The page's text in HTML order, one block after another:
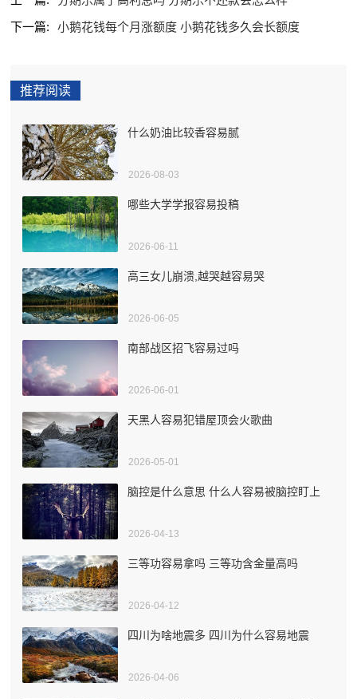
下一篇:
小鹅花钱每个月涨额度 小鹅花钱多久会长额度
推荐阅读
什么奶油比较香容易腻
2026-08-03
哪些大学学报容易投稿
2026-06-11
高三女儿崩溃,越哭越容易哭
2026-06-05
南部战区招飞容易过吗
2026-06-01
天黑人容易犯错屋顶会火歌曲
2026-05-01
脑控是什么意思 什么人容易被脑控盯上
2026-04-13
三等功容易拿吗 三等功含金量高吗
2026-04-12
四川为啥地震多 四川为什么容易地震
2026-04-06